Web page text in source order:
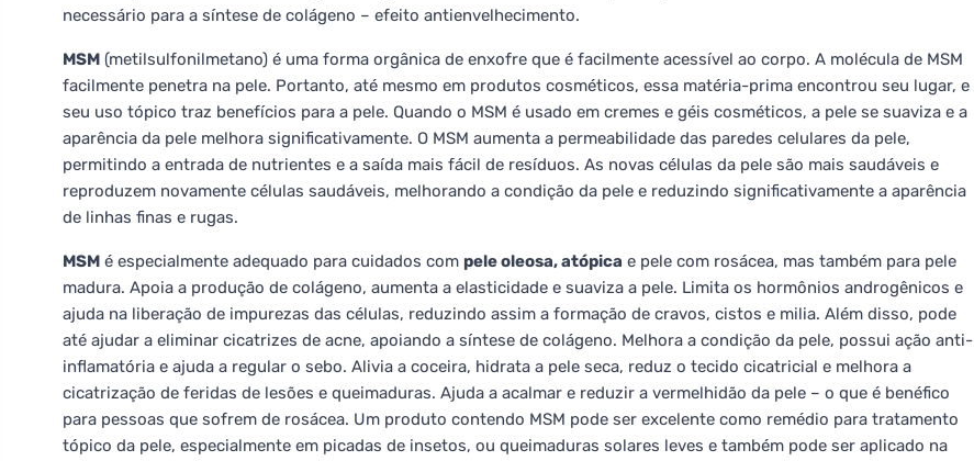
necessário para a síntese de colágeno – efeito antienvelhecimento.
MSM (metilsulfonilmetano) é uma forma orgânica de enxofre que é facilmente acessível ao corpo. A molécula de MSM
facilmente penetra na pele. Portanto, até mesmo em produtos cosméticos, essa matéria-prima encontrou seu lugar, e
seu uso tópico traz benefícios para a pele. Quando o MSM é usado em cremes e géis cosméticos, a pele se suaviza e a
aparência da pele melhora significativamente. O MSM aumenta a permeabilidade das paredes celulares da pele,
permitindo a entrada de nutrientes e a saída mais fácil de resíduos. As novas células da pele são mais saudáveis e
reproduzem novamente células saudáveis, melhorando a condição da pele e reduzindo significativamente a aparência
de linhas finas e rugas.
MSM é especialmente adequado para cuidados com pele oleosa, atópica e pele com rosácea, mas também para pele
madura. Apoia a produção de colágeno, aumenta a elasticidade e suaviza a pele. Limita os hormônios androgênicos e
ajuda na liberação de impurezas das células, reduzindo assim a formação de cravos, cistos e milia. Além disso, pode
até ajudar a eliminar cicatrizes de acne, apoiando a síntese de colágeno. Melhora a condição da pele, possui ação anti-
inflamatória e ajuda a regular o sebo. Alivia a coceira, hidrata a pele seca, reduz o tecido cicatricial e melhora a
cicatrização de feridas de lesões e queimaduras. Ajuda a acalmar e reduzir a vermelhidão da pele – o que é benéfico
para pessoas que sofrem de rosácea. Um produto contendo MSM pode ser excelente como remédio para tratamento
tópico da pele, especialmente em picadas de insetos, ou queimaduras solares leves e também pode ser aplicado na